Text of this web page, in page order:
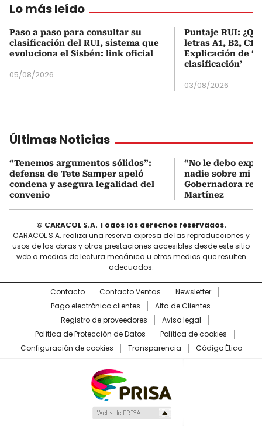
Lo más leído
Paso a paso para consultar su
clasificación del RUI, sistema que
evoluciona el Sisbén: link oficial
05/08/2026
Puntaje RUI:
letras A1, B2, C1
Explicación de
clasificación’
03/08/2026
Últimas Noticias
“Tenemos argumentos sólidos”:
defensa de Tete Samper apeló
condena y asegura legalidad del
convenio
“No le debo
nadie sobre mi
Gobernadora
Martínez
© CARACOL S.A. Todos los derechos reservados.
CARACOL S.A. realiza una reserva expresa de las reproducciones y
usos de las obras y otras prestaciones accesibles desde este sitio
web a medios de lectura mecánica u otros medios que resulten
adecuados.
Contacto Contacto Ventas
Newsletter
Pago electrónico clientes
Alta de Clientes
Registro de proveedores
Aviso legal
Política de Protección de Datos
Política de cookies
Configuración de cookies
Transparencia Código Ético